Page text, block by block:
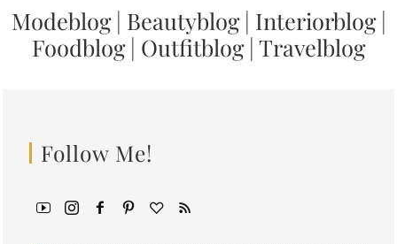
Modeblog| Beautyblog| Interiorblog|
Foodblog| Outfitblog| Travelblog
Follow Me!